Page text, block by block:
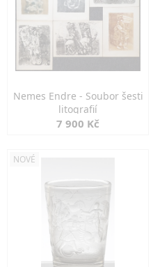
Nemes Endre - Soubor šesti
litografií
7 900 Kč
NOVÉ